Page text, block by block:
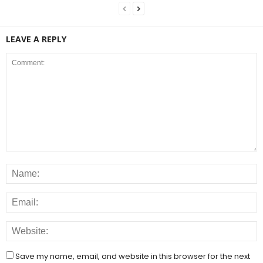
LEAVE A REPLY
Save my name, email, and website in this browser for the next